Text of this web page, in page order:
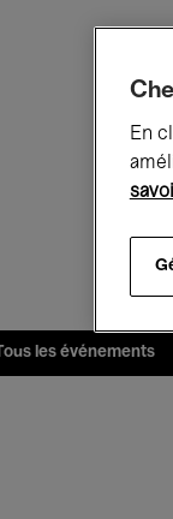
Tous les événements
En